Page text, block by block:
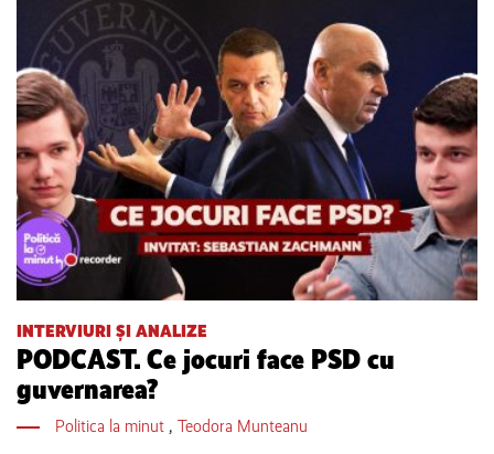
INTERVIURI ȘI ANALIZE
PODCAST. Ce jocuri face PSD cu
guvernarea?
Politica la minut , Teodora Munteanu